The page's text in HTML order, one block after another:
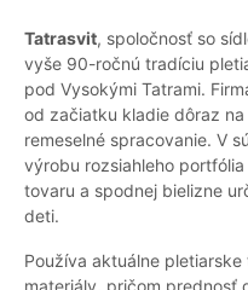
Tatrasvit, spoločnosť so
vyše 90-ročnú tradíciu
pod Vysokými Tatrami.
od začiatku kladie dôraz
remeselné spracovanie. V
výrobu rozsiahleho
tovaru a spodnej bielizne
deti.
Používa aktuálne
materiály, pričom prednosť